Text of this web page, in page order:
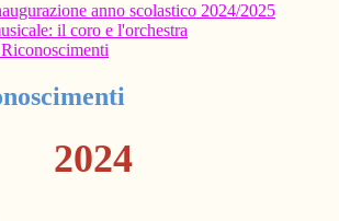
anno scolastico 2024/2025
il coro e l'orchestra
2024